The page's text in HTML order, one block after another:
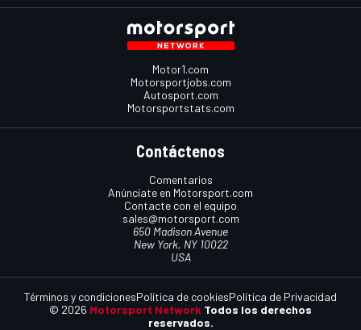
Motor1.com
Motorsportjobs.com
Autosport.com
Motorsportstats.com
Contáctenos
Comentarios
Anúnciate en Motorsport.com
Contacte con el equipo
sales@motorsport.com
650 Madison Avenue
New York, NY 10022
USA
© 2026 Motorsport Network Todos los derechos
reservados.
Términos y condicionesPolítica de cookiesPolítica de Privacidad